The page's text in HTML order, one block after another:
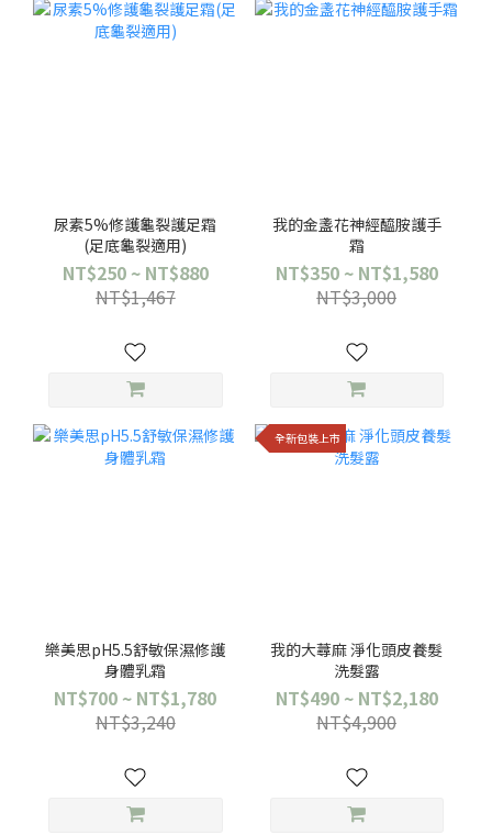
尿素5%修護龜裂護足霜
(足底龜裂適用)
NT$250 ~ NT$880
NT$1,467
我的金盞花神經醯胺護手
霜
NT$350 ~ NT$1,580
NT$3,000
樂美思pH5.5舒敏保濕修護
身體乳霜
NT$700 ~ NT$1,780
NT$3,240
全新包裝上市
我的大蕁麻 淨化頭皮養髮
洗髮露
NT$490 ~ NT$2,180
NT$4,900